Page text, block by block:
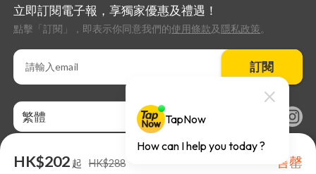
HK$202 起 HK$288 售罄
立即訂閱電子報，享獨家優惠及禮遇！
點擊「訂閱」，即表示你同意我們的使用條款及 隱私政策。
訂閱
繁體